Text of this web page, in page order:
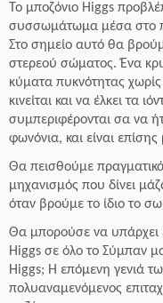
Το μποζόνιο Higgs
συσσωμάτωμα μέσα στο
Στο σημείο αυτό θα
στερεού σώματος. Ένα
κύματα πυκνότητας χωρίς
κινείται και να έλκει τα
συμπεριφέρονται σα να
φωνόνια, και είναι επίσης
Θα πεισθούμε πραγματικά
μηχανισμός που δίνει
όταν βρούμε το ίδιο το
Θα μπορούσε να υπάρχει
Higgs σε όλο το Σύμπαν
Higgs; Η επόμενη γενιά
πολυαναμενόμενος